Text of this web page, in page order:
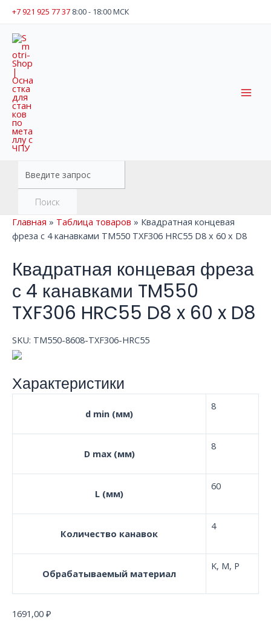
Перейти
содержимому
+7 921 925 77 37 8:00 - 18:00 МСК
товаров
Поиск
Главная » Таблица товаров » Квадратная концевая
фреза с 4 канавками TM550 TXF306 HRC55 D8 x 60 x D8
Квадратная концевая фреза
с 4 канавками TM550
TXF306 HRC55 D8 x 60 x D8
SKU: TM550-8608-TXF306-HRC55
Характеристики
d min (мм)
8
D max (мм)
8
L (мм)
60
Количество канавок
4
Обрабатываемый материал
K, M, P
1691,00 ₽